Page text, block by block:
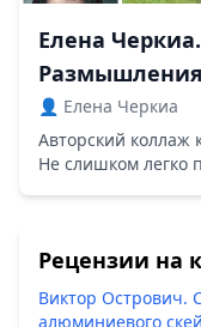
Елена
Размышления
👤 Елена Черкиа
Авторский коллаж
Не слишком легко
Рецензии на
Виктор Острович.
алюминиевого